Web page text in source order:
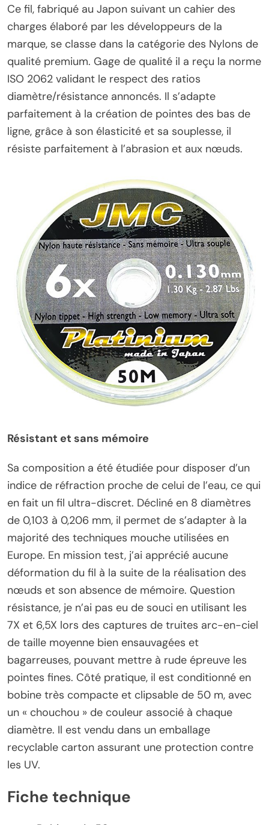
Ce fil, fabriqué au Japon suivant un cahier des
charges élaboré par les développeurs de la
marque, se classe dans la catégorie des Nylons de
qualité premium. Gage de qualité il a reçu la norme
ISO 2062 validant le respect des ratios
diamètre/résistance annoncés. Il s’adapte
parfaitement à la création de pointes des bas de
ligne, grâce à son élasticité et sa souplesse, il
résiste parfaitement à l’abrasion et aux nœuds.
Résistant et sans mémoire
Sa composition a été étudiée pour disposer d’un
indice de réfraction proche de celui de l’eau, ce qui
en fait un fil ultra-discret. Décliné en 8 diamètres
de 0,103 à 0,206 mm, il permet de s’adapter à la
majorité des techniques mouche utilisées en
Europe. En mission test, j’ai apprécié aucune
déformation du fil à la suite de la réalisation des
nœuds et son absence de mémoire. Question
résistance, je n’ai pas eu de souci en utilisant les
7X et 6,5X lors des captures de truites arc-en-ciel
de taille moyenne bien ensauvagées et
bagarreuses, pouvant mettre à rude épreuve les
pointes fines. Côté pratique, il est conditionné en
bobine très compacte et clipsable de 50 m, avec
un « chouchou » de couleur associé à chaque
diamètre. Il est vendu dans un emballage
recyclable carton assurant une protection contre
les UV.
Fiche technique